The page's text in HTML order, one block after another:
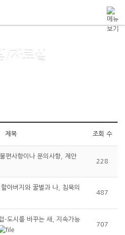
/자료실
제목 조회 수
편사항이나 문의사항, 제안
228
아버지와 꿀벌과 나, 침묵의
487
-도시를 바꾸는 새, 지속가능
707